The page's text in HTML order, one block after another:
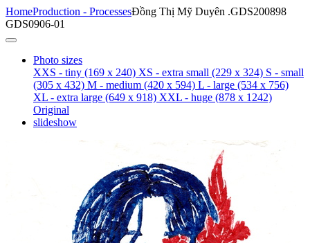
HomeProduction - ProcessesĐồng Thị Mỹ Duyên .GDS200898
GDS0906-01
Photo sizes
XXS - tiny (169 x 240) XS - extra small (229 x 324) S - small
(305 x 432) M - medium (420 x 594) L - large (534 x 756)
XL - extra large (649 x 918) XXL - huge (878 x 1242)
Original
slideshow